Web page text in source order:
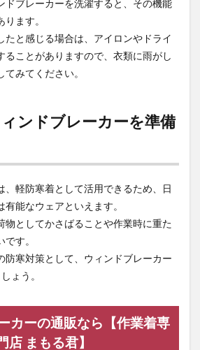
ドブレーカーを洗濯すると、その機能
ます。
たと感じる場合は、アイロンやドライ
ることがありますので、衣類に雨がし
みてください。
ンドブレーカーを準備
、軽防寒着として活用できるため、日
能なウェアといえます。
物としてかさばることや作業時に重た
す。
防寒対策として、ウィンドブレーカー
ょう。
カーの通販なら【作業着専
店 まもる君】